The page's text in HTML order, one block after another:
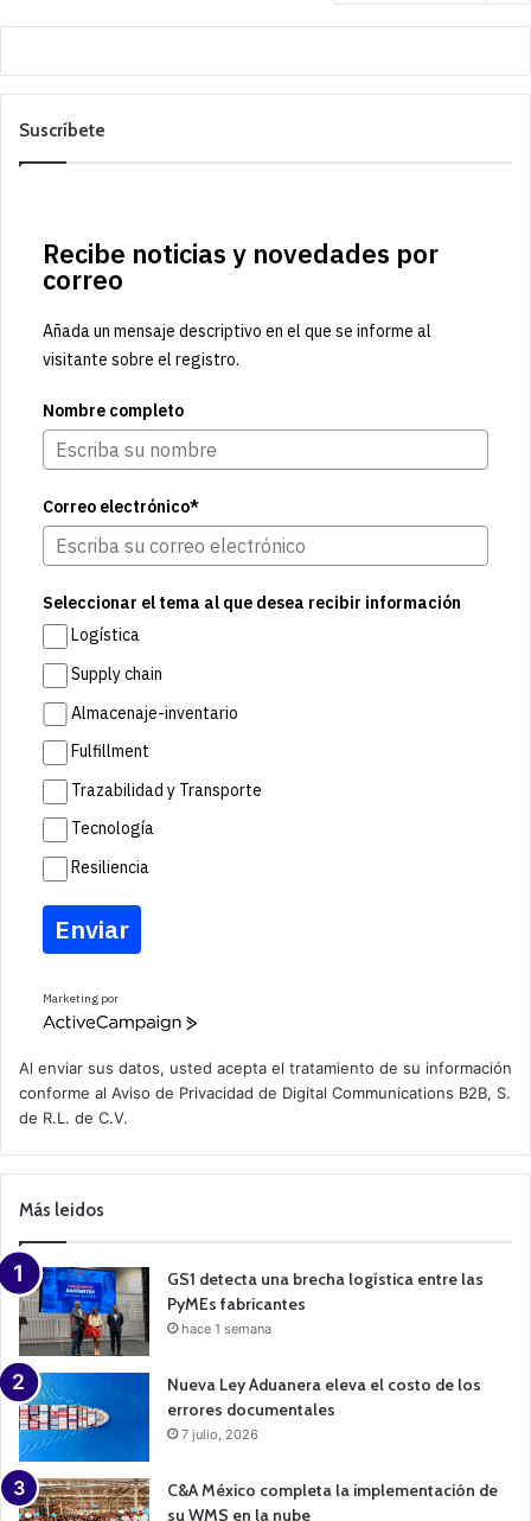
Suscríbete
Recibe noticias y novedades por
correo
Añada un mensaje descriptivo en el que se informe al
visitante sobre el registro.
Nombre completo
Correo electrónico*
Seleccionar el tema al que desea recibir información
Logística
Supply chain
Almacenaje-inventario
Fulfillment
Trazabilidad y Transporte
Tecnología
Resiliencia
Enviar
Marketing por
A
v
e
a
m
a
n
Al enviar sus datos, usted acepta el tratamiento de su información
conforme al Aviso de Privacidad de Digital Communications B2B, S.
de R.L. de C.V.
Más leidos
GS1 detecta una brecha logística entre las
PyMEs fabricantes
hace 1 semana
Nueva Ley Aduanera eleva el costo de los
errores documentales
7 julio, 2026
C&A México completa la implementación de
su WMS en la nube